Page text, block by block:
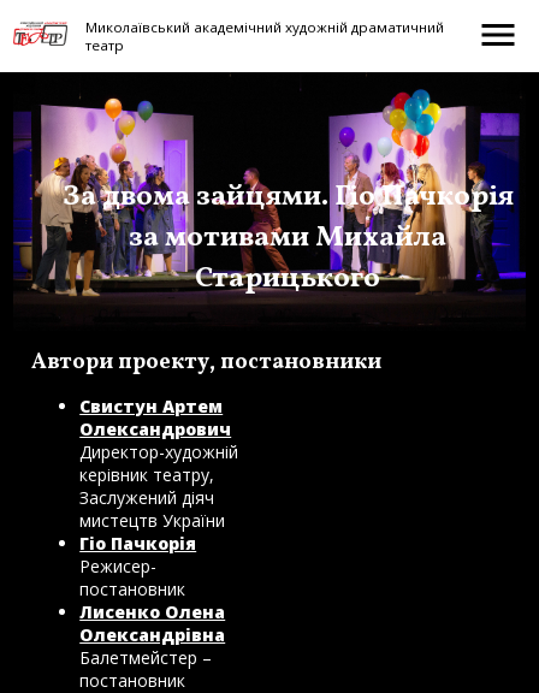
Миколаївський академічний художній драматичний
театр
menu
За двома зайцями. Гіо Пачкорія
за мотивами Михайла
Старицького
Автори проекту, постановники
Свистун Артем
Олександрович
Директор-художній
керівник театру,
Заслужений діяч
мистецтв України
Гіо Пачкорія
Режисер-
постановник
Лисенко Олена
Олександрівна
Балетмейстер –
постановник